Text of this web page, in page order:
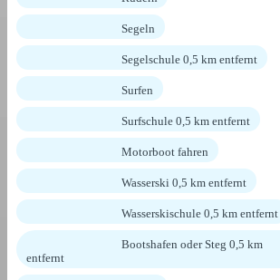
Segeln
Segelschule 0,5 km entfernt
Surfen
Surfschule 0,5 km entfernt
Motorboot fahren
Wasserski 0,5 km entfernt
Wasserskischule 0,5 km entfernt
Bootshafen oder Steg 0,5 km
entfernt